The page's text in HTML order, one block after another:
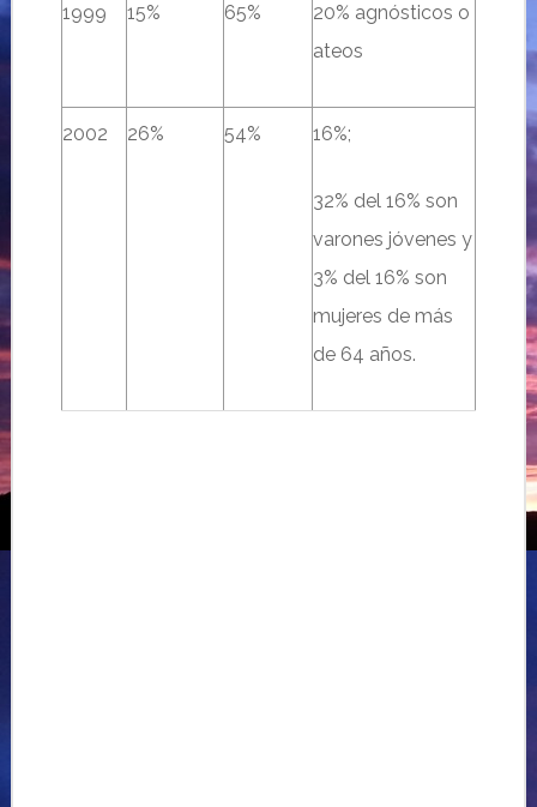
1999 15% 65%
20% agnósticos o
ateos
2002 26% 54% 16%;
32% del 16% son
varones jóvenes y
3% del 16% son
mujeres de más
de 64 años.